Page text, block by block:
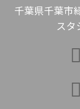
千葉県千葉市
スタ